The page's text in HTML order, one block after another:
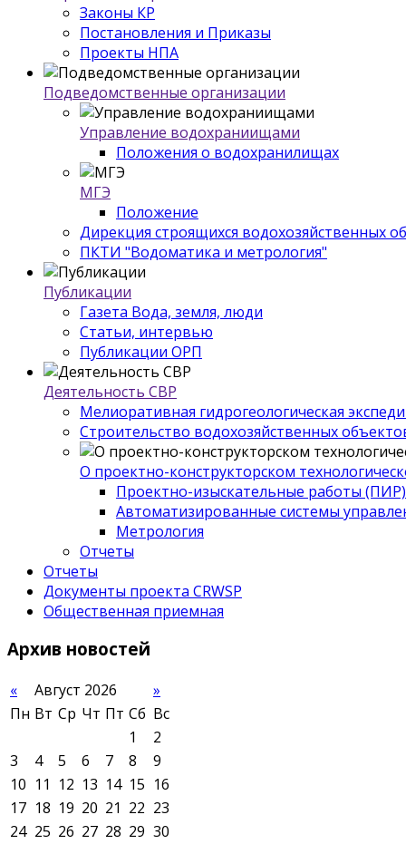
Законы КР
Постановления и Приказы
Проекты НПА
Подведомственные организации
Управление водохраниищами
Положения о водохранилищах
МГЭ
Положение
Дирекция строящихся водохозяйственных
ПКТИ "Водоматика и метрология"
Публикации
Газета Вода, земля, люди
Статьи, интервью
Публикации ОРП
Деятельность СВР
Мелиоративная гидрогеологическая
Строительство водохозяйственных
О проектно-конструкторском
Проектно-изыскательные работы (ПИР)
Автоматизированные системы
Метрология
Отчеты
Отчеты
Документы проекта CRWSP
Общественная приемная
Архив новостей
« Август 2026
»
Пн Вт Ср Чт Пт Сб Вс
1
2
3
4 5 6 7 8
9
10 11 12 13 14 15 16
17 18 19 20 21 22 23
24 25 26 27 28 29 30